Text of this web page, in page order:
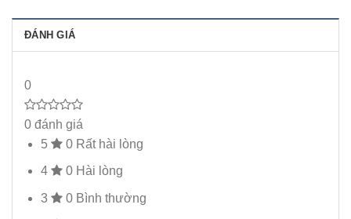
ĐÁNH GIÁ
0
0 đánh giá
5
0 Rất hài lòng
4 0 Hài lòng
3 0 Bình thường